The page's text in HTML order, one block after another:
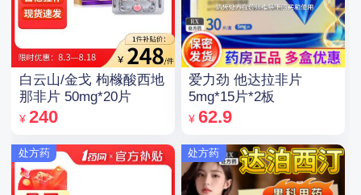
白云山/金戈 枸橼酸西地
那非片 50mg*20片
¥ 240
处方药
爱力劲 他达拉非片
5mg*15片*2板
¥ 62.9
处方药